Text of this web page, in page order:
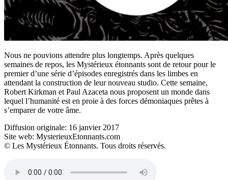
Nous ne pouvions attendre plus longtemps. Après quelques
semaines de repos, les Mystérieux étonnants sont de retour pour le
premier d’une série d’épisodes enregistrés dans les limbes en
attendant la construction de leur nouveau studio. Cette semaine,
Robert Kirkman et Paul Azaceta nous proposent un monde dans
lequel l’humanité est en proie à des forces démoniaques prêtes à
s’emparer de votre âme.
Diffusion originale: 16 janvier 2017
Site web: MysterieuxEtonnants.com
© Les Mystérieux Étonnants. Tous droits réservés.